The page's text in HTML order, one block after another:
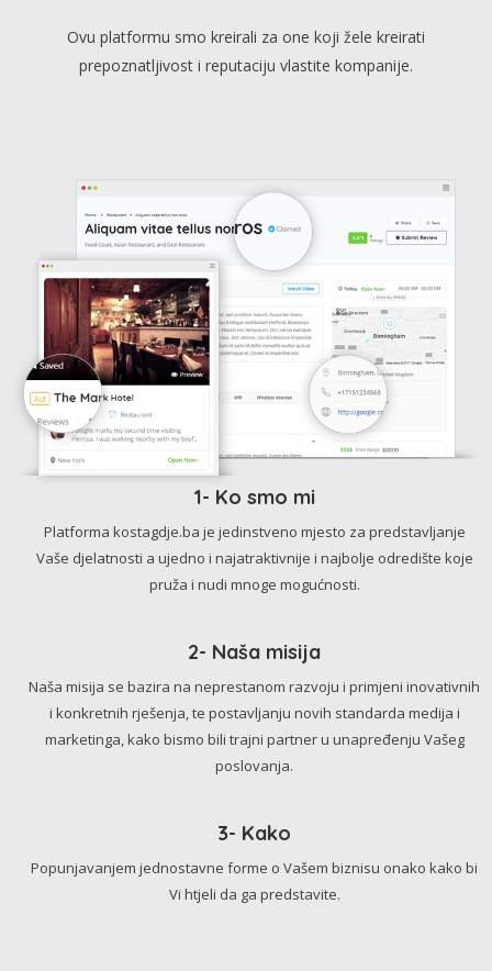
Ovu platformu smo kreirali za one koji žele kreirati
prepoznatljivost i reputaciju vlastite kompanije.
1- Ko smo mi
Platforma kostagdje.ba je jedinstveno mjesto za predstavljanje
Vaše djelatnosti a ujedno i najatraktivnije i najbolje odredište koje
pruža i nudi mnoge mogućnosti.
2- Naša misija
Naša misija se bazira na neprestanom razvoju i primjeni inovativnih
i konkretnih rješenja, te postavljanju novih standarda medija i
marketinga, kako bismo bili trajni partner u unapređenju Vašeg
poslovanja.
3- Kako
Popunjavanjem jednostavne forme o Vašem biznisu onako kako bi
Vi htjeli da ga predstavite.